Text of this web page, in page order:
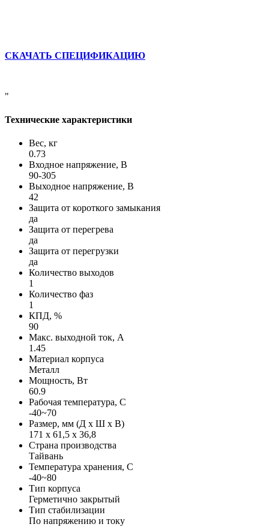
СКАЧАТЬ СПЕЦИФИКАЦИЮ
"
Технические характеристики
Вес, кг
0.73
Входное напряжение, В
90-305
Выходное напряжение, В
42
Защита от короткого замыкания
да
Защита от перегрева
да
Защита от перегрузки
да
Количество выходов
1
Количество фаз
1
КПД, %
90
Макс. выходной ток, А
1.45
Материал корпуса
Металл
Мощность, Вт
60.9
Рабочая температура, С
-40~70
Размер, мм (Д х Ш х В)
171 х 61,5 х 36,8
Страна производства
Тайвань
Температура хранения, С
-40~80
Тип корпуса
Герметично закрытый
Тип стабилизации
По напряжению и току